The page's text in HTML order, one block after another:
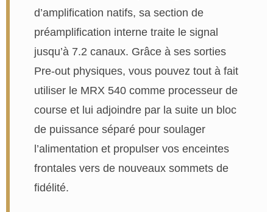
d’amplification natifs, sa section de
préamplification interne traite le signal
jusqu’à 7.2 canaux. Grâce à ses sorties
Pre-out physiques, vous pouvez tout à fait
utiliser le MRX 540 comme processeur de
course et lui adjoindre par la suite un bloc
de puissance séparé pour soulager
l’alimentation et propulser vos enceintes
frontales vers de nouveaux sommets de
fidélité.